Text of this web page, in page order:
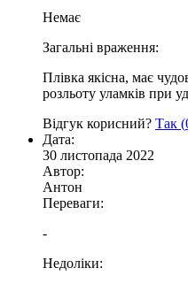
Немає
Загальні враження:
Плівка якісна, має
розльоту уламків при
Відгук корисний? Так (
Дата:
30 листопада 2022
Автор:
Антон
Переваги:
-
Недоліки: